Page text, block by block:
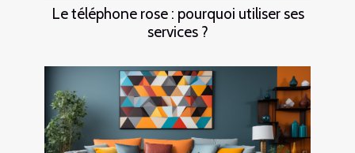
Le téléphone rose : pourquoi utiliser ses
services ?